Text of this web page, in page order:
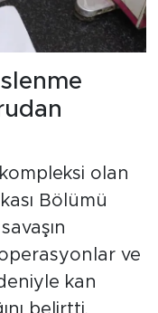
olan
Bölümü
ve
kan
belirtti.